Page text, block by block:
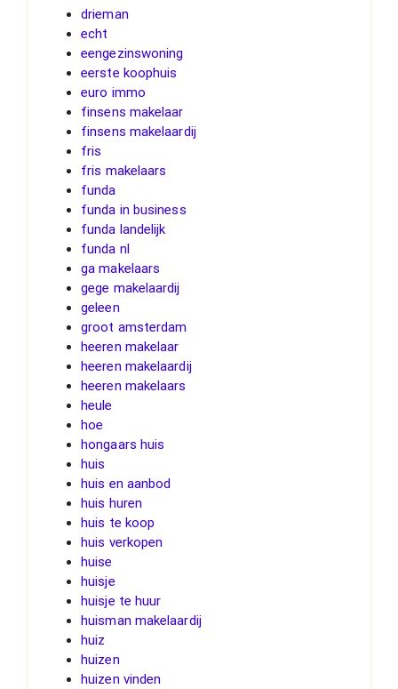
drieman
echt
eengezinswoning
eerste koophuis
euro immo
finsens makelaar
finsens makelaardij
fris
fris makelaars
funda
funda in business
funda landelijk
funda nl
ga makelaars
gege makelaardij
geleen
groot amsterdam
heeren makelaar
heeren makelaardij
heeren makelaars
heule
hoe
hongaars huis
huis
huis en aanbod
huis huren
huis te koop
huis verkopen
huise
huisje
huisje te huur
huisman makelaardij
huiz
huizen
huizen vinden